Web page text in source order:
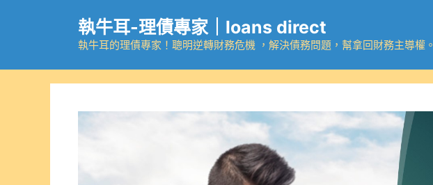
執牛耳-理債專家｜loans direct
執牛耳的理債專家！聰明逆轉財務危機 ，解決債務問題，幫拿回財務主導權。